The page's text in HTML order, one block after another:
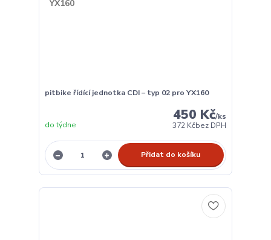
pitbike řídící jednotka CDI – typ 02 pro YX160
450 Kč/ks
372 Kčbez DPH
do týdne
Přidat do košíku